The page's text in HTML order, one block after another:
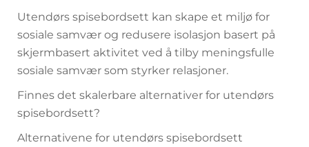
Utendørs spisebordsett kan skape et miljø for
sosiale samvær og redusere isolasjon basert på
skjermbasert aktivitet ved å tilby meningsfulle
sosiale samvær som styrker relasjoner.
Finnes det skalerbare alternativer for utendørs
spisebordsett?
Alternativene for utendørs spisebordsett